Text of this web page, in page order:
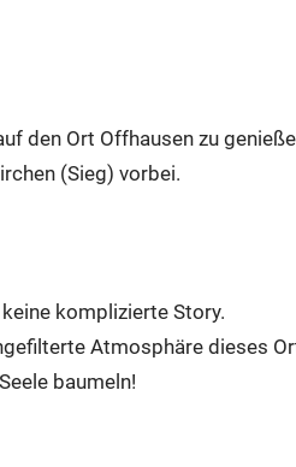
den Ort Offhausen zu
(Sieg) vorbei.
komplizierte Story.
Atmosphäre dieses
baumeln!